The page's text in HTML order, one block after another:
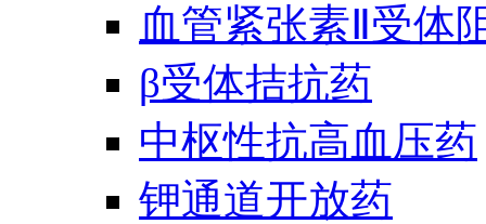
血管紧张素Ⅱ受体
β受体拮抗药
中枢性抗高血压药
钾通道开放药